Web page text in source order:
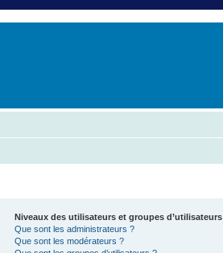
Niveaux des utilisateurs et groupes d’utilisateurs
Que sont les administrateurs ?
Que sont les modérateurs ?